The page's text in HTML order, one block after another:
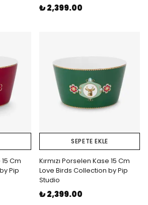
₺ 2,399.00
Cm
Pip
SEPETE EKLE
Kırmızı Porselen Kase 15 Cm
Love Birds Collection by Pip
Studio
₺ 2,399.00